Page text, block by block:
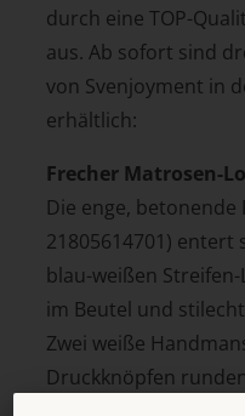
durch eine TOP-
aus. Ab sofort sind
von Svenjoyment in
erhältlich:
Frecher Matrosen-
Die enge,
21805614701)
blau-weißen
im Beutel und
Zwei weiße
Druckknöpfen